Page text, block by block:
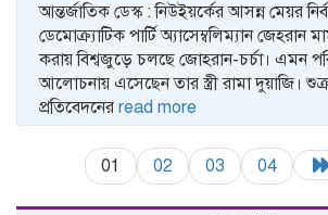
আন্তর্জাতিক ডেস্ক : নিউইয়র্কের আসন্ন মেয়র
ডেমোক্র্যাটিক পার্টি অ্যাসেম্বলিম্যান জেহরান
করায় বিশ্বজুড়ে চলছে জোহরান-চর্চা। এমন
আলোচনায় এসেছেন তার স্ত্রী রামা দুয়াজি।
প্রতিবেদনের read more
01 02 03 04